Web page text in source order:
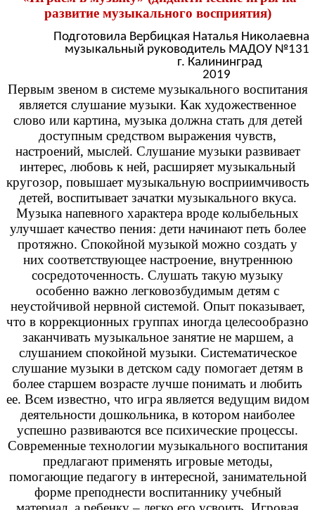
развитие музыкального восприятия)
Подготовила Вербицкая Наталья Николаевна
музыкальный руководитель МАДОУ №131
г. Калининград
2019
Первым звеном в системе музыкального воспитания
является слушание музыки. Как художественное
слово или картина, музыка должна стать для детей
доступным средством выражения чувств,
настроений, мыслей. Слушание музыки развивает
интерес, любовь к ней, расширяет музыкальный
кругозор, повышает музыкальную восприимчивость
детей, воспитывает зачатки музыкального вкуса.
Музыка напевного характера вроде колыбельных
улучшает качество пения: дети начинают петь более
протяжно. Спокойной музыкой можно создать у
них соответствующее настроение, внутреннюю
сосредоточенность. Слушать такую музыку
особенно важно легковозбудимым детям с
неустойчивой нервной системой. Опыт показывает,
что в коррекционных группах иногда целесообразно
заканчивать музыкальное занятие не маршем, а
слушанием спокойной музыки. Систематическое
слушание музыки в детском саду помогает детям в
более старшем возрасте лучше понимать и любить
ее. Всем известно, что игра является ведущим видом
деятельности дошкольника, в котором наиболее
успешно развиваются все психические процессы.
Современные технологии музыкального воспитания
предлагают применять игровые методы,
помогающие педагогу в интересной, занимательной
форме преподнести воспитаннику учебный